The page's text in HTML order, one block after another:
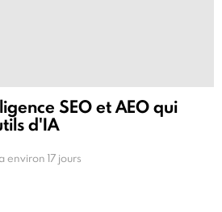
SEO et AEO qui
d'IA
environ 17 jours